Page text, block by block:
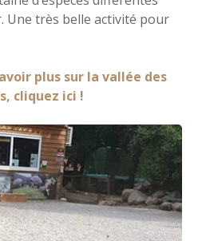
Une très belle activité pour
plus sur la vallée des
cliquez ici !